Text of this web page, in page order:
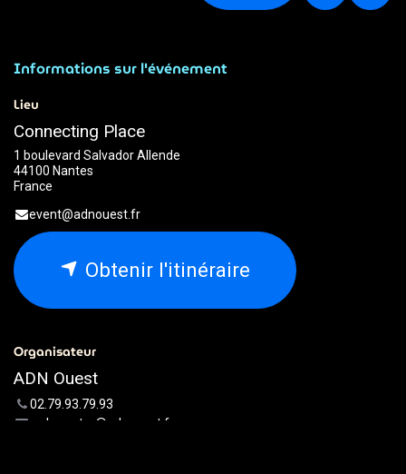
Informations sur l'événement
Lieu
Connecting Place
1 boulevard Salvador Allende
44100 Nantes
France
event@adnouest.fr
Obtenir l'itinéraire
Organisateur
ADN Ouest
02.79.93.79.93
webmaster@adnouest.fr